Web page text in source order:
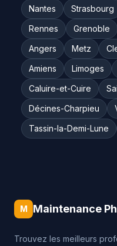
Nantes
Strasbourg
Rennes
Grenoble
Angers
Metz
Amiens
Limoges
Caluire-et-Cuire
Décines-Charpieu
Tassin-la-Demi-Lune
M Maintenance
Trouvez les meilleurs